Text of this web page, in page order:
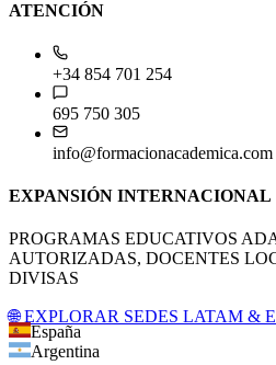
ATENCIÓN
+34 854 701 254
695 750 305
info@formacionacademica.com
EXPANSIÓN INTERNACIONAL
PROGRAMAS EDUCATIVOS
AUTORIZADAS, DOCENTES
DIVISAS
🌐 EXPLORAR SEDES LATAM &
España
Argentina